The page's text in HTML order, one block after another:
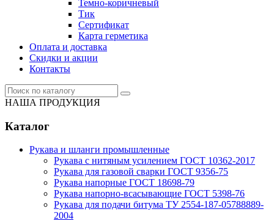
Темно-коричневый
Тик
Сертификат
Карта герметика
Оплата и доставка
Cкидки и акции
Контакты
НАША ПРОДУКЦИЯ
Каталог
Рукава и шланги промышленные
Рукава с нитяным усилением ГОСТ 10362-2017
Рукава для газовой сварки ГОСТ 9356-75
Рукава напорные ГОСТ 18698-79
Рукава нaпорно-всасывающие ГОСТ 5398-76
Рукава для подачи битума ТУ 2554-187-05788889-
2004